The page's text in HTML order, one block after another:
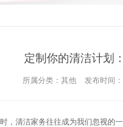
定制你的清洁计划
所属分类：其他 发布时间
，清洁家务往往成为我们忽视的